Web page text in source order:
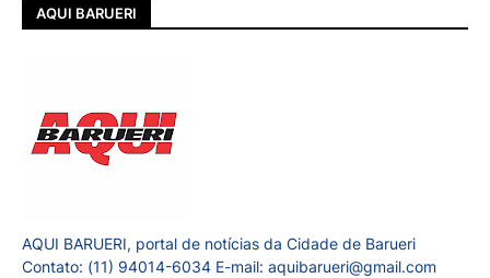
AQUI BARUERI
AQUI BARUERI, portal de notícias da Cidade de Barueri
Contato: (11) 94014-6034 E-mail: aquibarueri@gmail.com